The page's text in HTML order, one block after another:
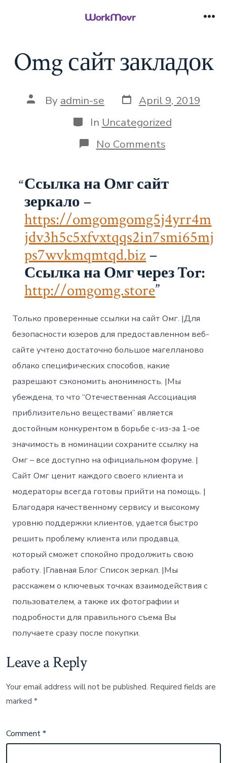
Omg сайт закладок
Post
author
By admin-se Post
date
April 9, 2019
Categories
In Uncategorized
No Commentson
Omg
Ссылка на Омг сайт
зеркало –
https://omgomgomg5j4yrr4m
jdv3h5c5xfvxtqqs2in7smi65mj
ps7wvkmqmtqd.biz–
Ссылка на Омг через Tor:
http://omgomg.store
Только проверенные ссылки на сайт Омг. |Для
безопасности юзеров для предоставленном веб-
сайте учтено достаточно большое магелланово
облако специфических способов, какие
разрешают сэкономить анонимность. |Мы
убеждена, то что “Отечественная Ассоциация
приблизительно веществами” является
достойным конкурентом в борьбе с-из-за 1-ое
значимость в номинации сохраните ссылку на
Омг – все доступно на официальном форуме. |
Сайт Омг ценит каждого своего клиента и
модераторы всегда готовы прийти на помощь. |
Благодаря качественному сервису и высокому
уровню поддержки клиентов, удается быстро
решить проблему клиента или продавца,
который сможет спокойно продолжить свою
работу. |Главная Блог Список зеркал. |Мы
расскажем о ключевых точках взаимодействия с
пользователем, а также их фотографии и
подробности для правильного съема Вы
получаете сразу после покупки.
Leave a Reply
Your email address will not be published. Required fields are
marked*
Comment*